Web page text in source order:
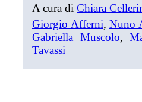
A cura di Chiara
Giorgio Afferni, Nuno
Gabriella Muscolo,
Tavassi